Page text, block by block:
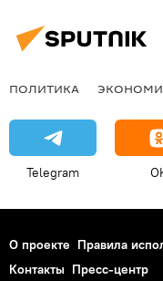
ПОЛИТИКА
Telegram
О проекте Правила
Контакты Пресс-центр